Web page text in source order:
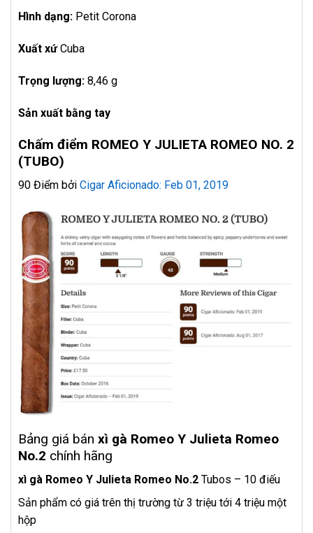
Hình dạng: Petit Corona
Xuất xứCuba
Trọng lượng: 8,46 g
Sản xuất bằng tay
Chấm điểm ROMEO Y JULIETA ROMEO NO. 2
(TUBO)
90 Điểm bởi Cigar Aficionado: Feb 01, 2019
Bảng giá bán xì gà Romeo Y Julieta Romeo
No.2 chính hãng
xì gà Romeo Y Julieta Romeo No.2 Tubos – 10 điếu
Sản phẩm có giá trên thị trường từ 3 triệu tới 4 triệu một
hộp